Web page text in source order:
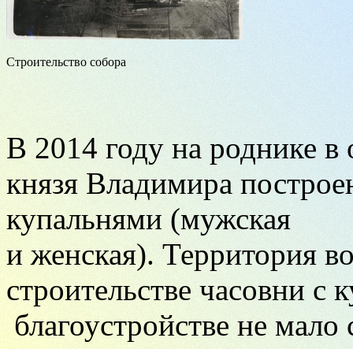
Строительство собора
В 2014 году на роднике в
князя Владимира
купальнями (мужская
и женская). Территория
строительстве часовни с
благоустройстве не